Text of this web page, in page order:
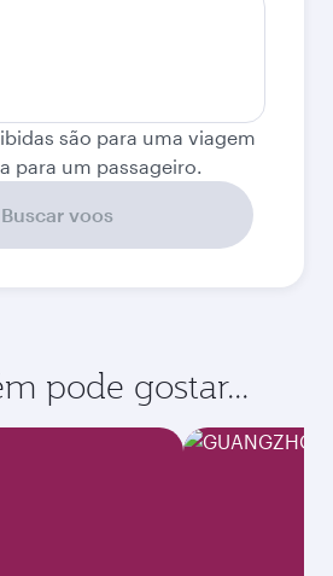
são para uma viagem
para um passageiro.
Buscar voos
pode gostar...